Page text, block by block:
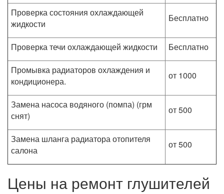
Проверка состояния охлаждающей
жидкости
Бесплатно
Проверка течи охлаждающей жидкости
Бесплатно
Промывка радиаторов охлаждения и
кондиционера.
от 1000
Замена насоса водяного (помпа) (грм
снят)
от 500
Замена шланга радиатора отопителя
салона
от 500
Цены на ремонт глушителей